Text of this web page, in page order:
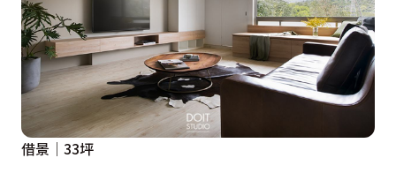
借景│33坪